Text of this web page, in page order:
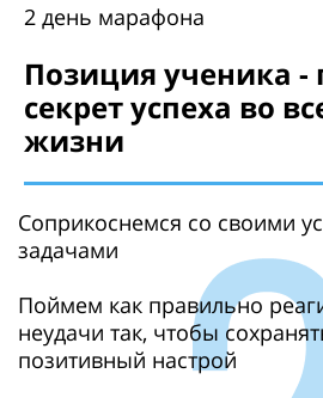
2 день марафона
Позиция ученика -
секрет успеха во
жизни
Соприкоснемся со своими
задачами
Поймем как правильно
неудачи так, чтобы
позитивный настрой